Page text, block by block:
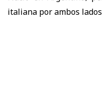
italiana por ambos